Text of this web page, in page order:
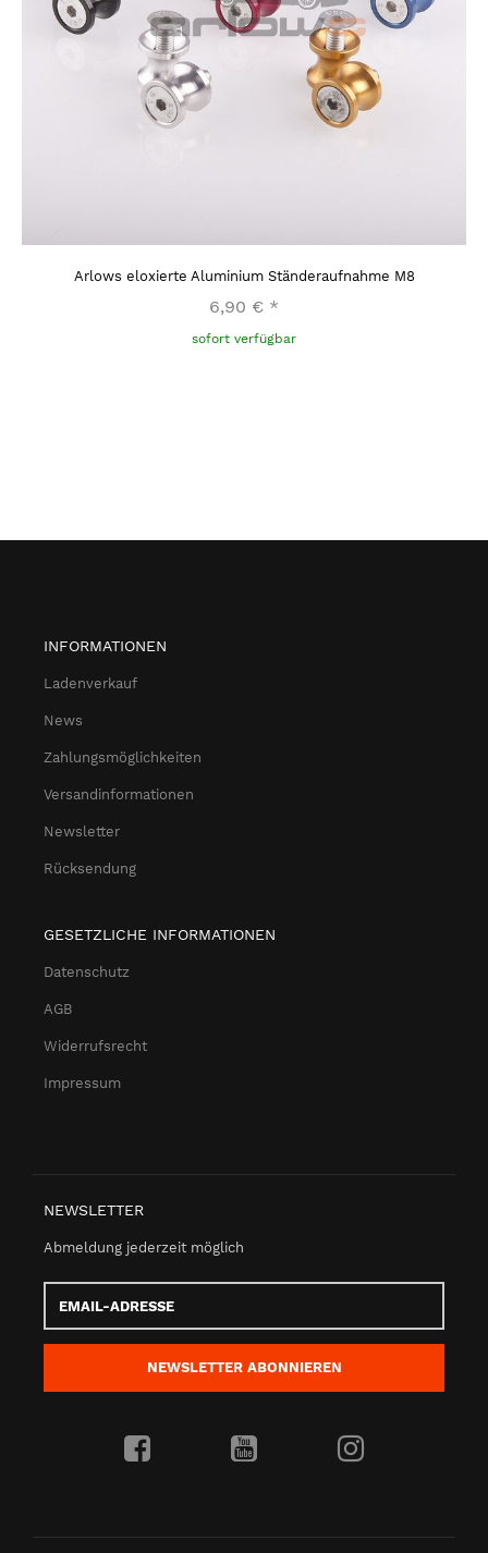
Arlows eloxierte Aluminium Ständeraufnahme M8
6,90 € *
sofort verfügbar
INFORMATIONEN
Ladenverkauf
News
Zahlungsmöglichkeiten
Versandinformationen
Newsletter
Rücksendung
GESETZLICHE INFORMATIONEN
Datenschutz
AGB
Widerrufsrecht
Impressum
NEWSLETTER
Abmeldung jederzeit möglich
Adresse
NEWSLETTER ABONNIEREN